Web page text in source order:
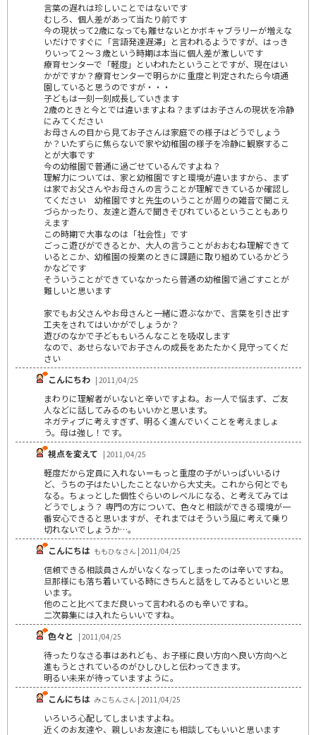
言葉の遅れは珍しいことではないです
むしろ、個人差があって当たり前です
今の現状って2歳になっても離せないとかボキャブラリーが増えな
いだけですぐに「言語発達遅滞」と言われるようですが、はっき
りいって２～３歳という時期は本当に個人差が激しいです
療育センターで「軽度」といわれたということですが、現在はい
かがですか？療育センターで明らかに重度と判定されたら今頃通
園していると思うのですが・・・
子どもは一刻一刻成長していきます
2歳のときと今とでは違いますよね？まずはお子さんの現状を冷静
にみてください
お母さんの目から見てお子さんは家庭での様子はどうでしょう
か？いたずらに焦らないで家や幼稚園の様子を冷静に観察するこ
とが大事です
今の幼稚園で普通に過ごせているんですよね？
理解力については、家と幼稚園ですと環境が違いますから、まず
は家でお父さんやお母さんの言うことが理解できているか確認し
てください 幼稚園ですと先生のいうことが周りの雑音で聞こえ
づらかったり、友達と遊んで聞きそびれているということもあり
えます
この時期で大事なのは「社会性」です
ごっこ遊びができるとか、大人の言うことがおおむね理解できて
いるとこか、幼稚園の授業のときに課題に取り組めているかどう
かなどです
そういうことができていなかったら普通の幼稚園で過ごすことが
難しいと思います
家でもお父さんやお母さんと一緒に遊ぶなかで、言葉を引き出す
工夫をされてはいかがでしょうか？
遊びのなかで子どももいろんなことを吸収します
なので、あせらないでお子さんの成長をあたたかく見守ってくだ
さい
こんにちわ | 2011/04/25
まわりに理解者がいないと辛いですよね。お一人で悩まず、ご友
人などに話してみるのもいいかと思います。
ネガティブに考えすぎず、明るく進んでいくことを考えましょ
う。母は強し！です。
視点を変えて | 2011/04/25
軽度だから定員に入れない＝もっと重度の子がいっぱいいるけ
ど、うちの子はたいしたことないから大丈夫。これから何とでも
なる。ちょっとした個性ぐらいのレベルになる、と考えてみては
どうでしょう？ 専門の方について、色々と相談ができる環境が一
番安心できると思いますが、それまではそういう風に考えて乗り
切れないでしょうか…。
こんにちは ももひなさん | 2011/04/25
信頼できる相談員さんがいなくなってしまったのは辛いですね。
旦那様にも落ち着いている時にきちんと話をしてみるといいと思
います。
他のこと比べてまだ良いって言われるのも辛いですね。
二次募集には入れたらいいですね。
色々と
| 2011/04/25
待ったりなさる事はあれども、お子様に良い方向へ良い方向へと
進もうとされているのがひしひしと伝わってきます。
明るい未来が待っていますように。
こんにちは みこちんさん | 2011/04/25
いろいろ心配してしまいますよね。
近くのお友達や、親しいお友達にも相談してもいいと思います